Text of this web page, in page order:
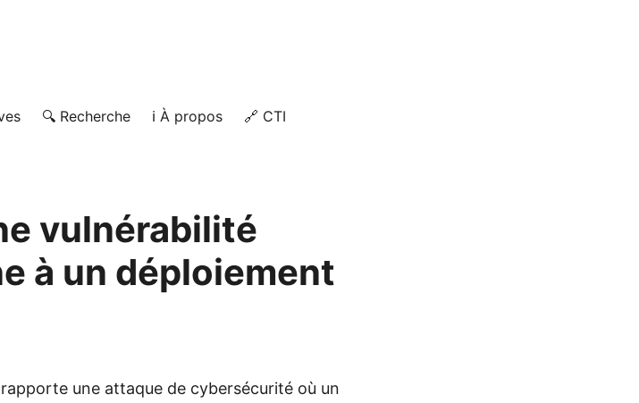
🔍 Recherche ℹ️ À propos 🔗 CTI
vulnérabilité
à un déploiement
une attaque de cybersécurité où un